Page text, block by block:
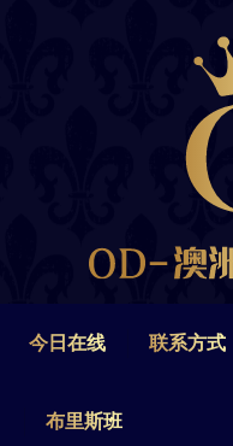
今日在线 联系方式
布里斯班
联系方式